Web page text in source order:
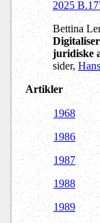
2025
Bettina
juridiske
sider,
Artikler
1968
1986
1987
1988
1989